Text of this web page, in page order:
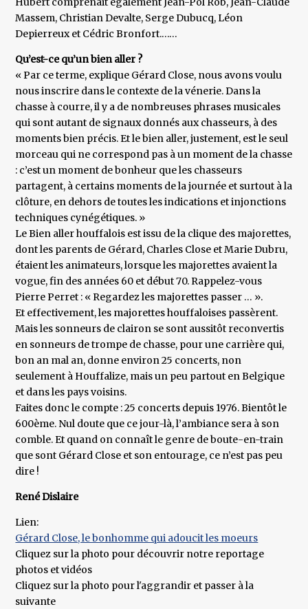
Massem, Christian Devalte, Serge Dubucq, Léon
Depierreux et Cédric Bronfort.……
Qu’est-ce qu’un bien aller ?
« Par ce terme, explique Gérard Close, nous avons voulu
nous inscrire dans le contexte de la vénerie. Dans la
chasse à courre, il y a de nombreuses phrases musicales
qui sont autant de signaux donnés aux chasseurs, à des
moments bien précis. Et le bien aller, justement, est le seul
morceau qui ne correspond pas à un moment de la chasse
: c’est un moment de bonheur que les chasseurs
partagent, à certains moments de la journée et surtout à la
clôture, en dehors de toutes les indications et injonctions
techniques cynégétiques. »
Le Bien aller houffalois est issu de la clique des majorettes,
dont les parents de Gérard, Charles Close et Marie Dubru,
étaient les animateurs, lorsque les majorettes avaient la
vogue, fin des années 60 et début 70. Rappelez-vous
Pierre Perret : « Regardez les majorettes passer … ».
Et effectivement, les majorettes houffaloises passèrent.
Mais les sonneurs de clairon se sont aussitôt reconvertis
en sonneurs de trompe de chasse, pour une carrière qui,
bon an mal an, donne environ 25 concerts, non
seulement à Houffalize, mais un peu partout en Belgique
et dans les pays voisins.
Faites donc le compte : 25 concerts depuis 1976. Bientôt le
600ème. Nul doute que ce jour-là, l’ambiance sera à son
comble. Et quand on connaît le genre de boute-en-train
que sont Gérard Close et son entourage, ce n’est pas peu
dire !
René Dislaire
Lien:
Gérard Close, le bonhomme qui adoucit les moeurs
Cliquez sur la photo pour découvrir notre reportage
photos et vidéos
Cliquez sur la photo pour l'aggrandir et passer à la
suivante